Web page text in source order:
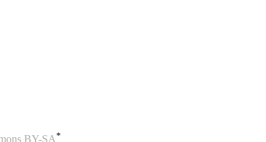
BY-SA*